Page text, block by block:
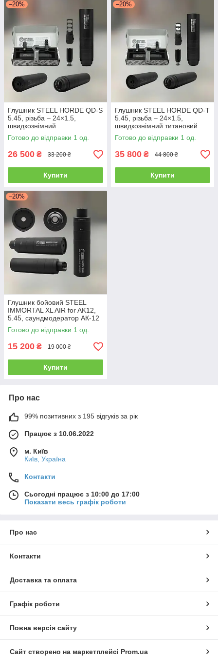
–20%
Глушник STEEL HORDE QD-S
5.45, різьба – 24×1.5,
швидкознімний
саундмодератор, ПБС
Готово до відправки 1 од.
26 500 ₴ 33 200 ₴
Купити
–20%
Глушник STEEL HORDE QD-T
5.45, різьба – 24×1.5,
швидкознімний титановий
саундмодератор
Готово до відправки 1 од.
35 800 ₴ 44 800 ₴
Купити
–20%
Глушник бойовий STEEL
IMMORTAL XL AIR for AK12,
5.45, саундмодератор АК-12
Готово до відправки 1 од.
15 200 ₴ 19 000 ₴
Купити
Про нас
99% позитивних з 195 відгуків за рік
Працює з 10.06.2022
м. Київ
Київ, Україна
Контакти
Сьогодні працює з 10:00 до 17:00
Показати весь графік роботи
Про нас
Контакти
Доставка та оплата
Графік роботи
Повна версія сайту
Сайт створено на маркетплейсі Prom.ua